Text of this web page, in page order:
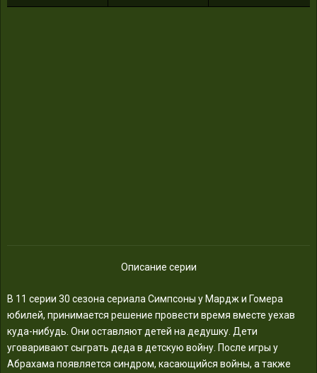
Описание серии
В 11 серии 30 сезона сериала Симпсоны у Мардж и Гомера
юбилей, принимается решение провести время вместе уехав
куда-нибудь. Они оставляют детей на дедушку. Дети
уговаривают сыграть деда в детскую войну. После игры у
Абрахама появляется синдром, касающийся войны, а также